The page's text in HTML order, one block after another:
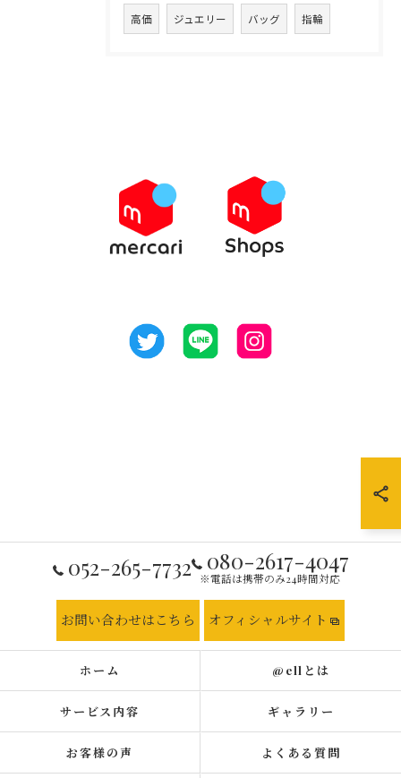
高価 ジュエリー バッグ 指輪
052-265-7732 080-2617-4047
※電話は携帯のみ24時間対応
お問い合わせはこちら オフィシャルサイト
ホーム @ellとは
サービス内容 ギャラリー
お客様の声 よくある質問